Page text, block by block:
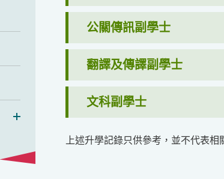
公關傳訊副學士
翻譯及傳譯副學士
文科副學士
上述升學記錄只供參考，並不代表